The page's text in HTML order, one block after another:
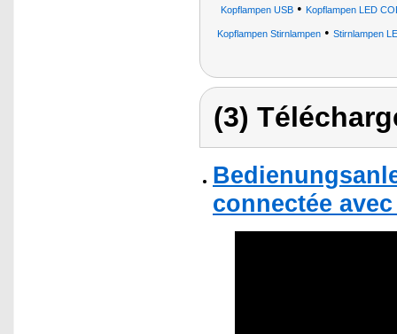
Kopflampen USB• Kopflampen LED
Kopflampen Stirnlampen• Stirnlampen
(3)
connectée